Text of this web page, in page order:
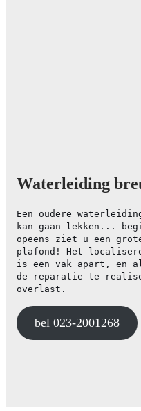
Waterleiding
Een oudere
kan gaan lekken...
opeens ziet u een
plafond! Het
is een vak apart, en
de reparatie te
overlast.
bel 023-2001268